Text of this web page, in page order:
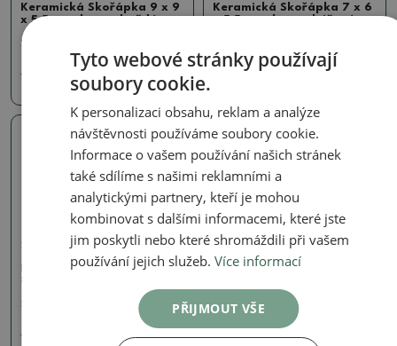
Keramická Skořápka 9 x 9
x 5,5 cm , barva hnědá
SKU:
120 Kč
Keramická Skořápka 7 x 6
x 5,5 cm , barva béžová
Keramická Skořápka 8 x
8,5 x 6 cm , barva zelená
120 Kč
Tyto webové stránky používají
soubory cookie.
K personalizaci obsahu, reklam a analýze
návštěvnosti používáme soubory cookie.
Informace o vašem používání našich stránek
také sdílíme s našimi reklamními a
analytickými partnery, kteří je mohou
kombinovat s dalšími informacemi, které jste
jim poskytli nebo které shromáždili při vašem
používání jejich služeb.Více informací
PŘIJMOUT VŠE